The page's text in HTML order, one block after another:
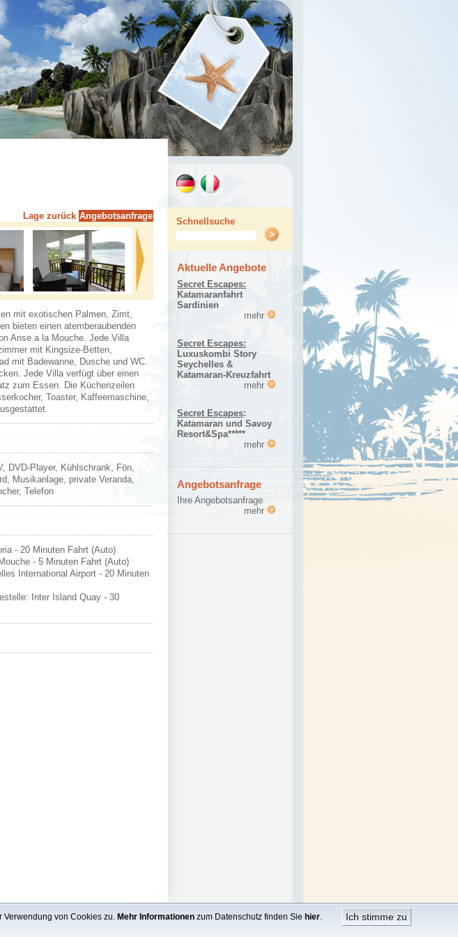
Verwendung von Cookies zu. Mehr Informationenzum Datenschutz finden Sie hier. Ich stimme zu
Lage zurück Angebotsanfrage
mit exotischen Palmen, Zimt,
bieten einen atemberaubenden
Anse a la Mouche. Jede Villa
mit Kingsize-Betten,
mit Badewanne, Dusche und WC.
Jede Villa verfügt über einen
zum Essen. Die Küchenzeilen
Toaster, Kaffeemaschine,
DVD-Player, Kühlschrank, Fön,
Musikanlage, private Veranda,
Telefon
- 20 Minuten Fahrt (Auto)
- 5 Minuten Fahrt (Auto)
International Airport - 20 Minuten
Inter Island Quay - 30
Schnellsuche
Aktuelle Angebote
Secret Escapes:
Katamaranfahrt
Sardinien
mehr
Secret Escapes:
Luxuskombi Story
Seychelles &
Katamaran-Kreuzfahrt
mehr
Secret Escapes:
Katamaran und Savoy
Resort&Spa*****
mehr
Angebotsanfrage
Ihre Angebotsanfrage
mehr